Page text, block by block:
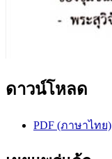
ดาวน์โหลด
PDF (ภาษาไทย)